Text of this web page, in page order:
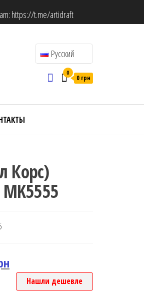
https://t.me/artidraft
Русский
0
0 грн
Корс)
Нашли дешевле